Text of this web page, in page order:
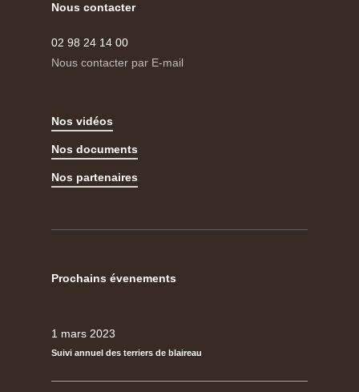
Nous contacter
02 98 24 14 00
Nous contacter par E-mail
Nos vidéos
Nos documents
Nos partenaires
Prochains évenements
1 mars 2023
Suivi annuel des terriers de blaireau